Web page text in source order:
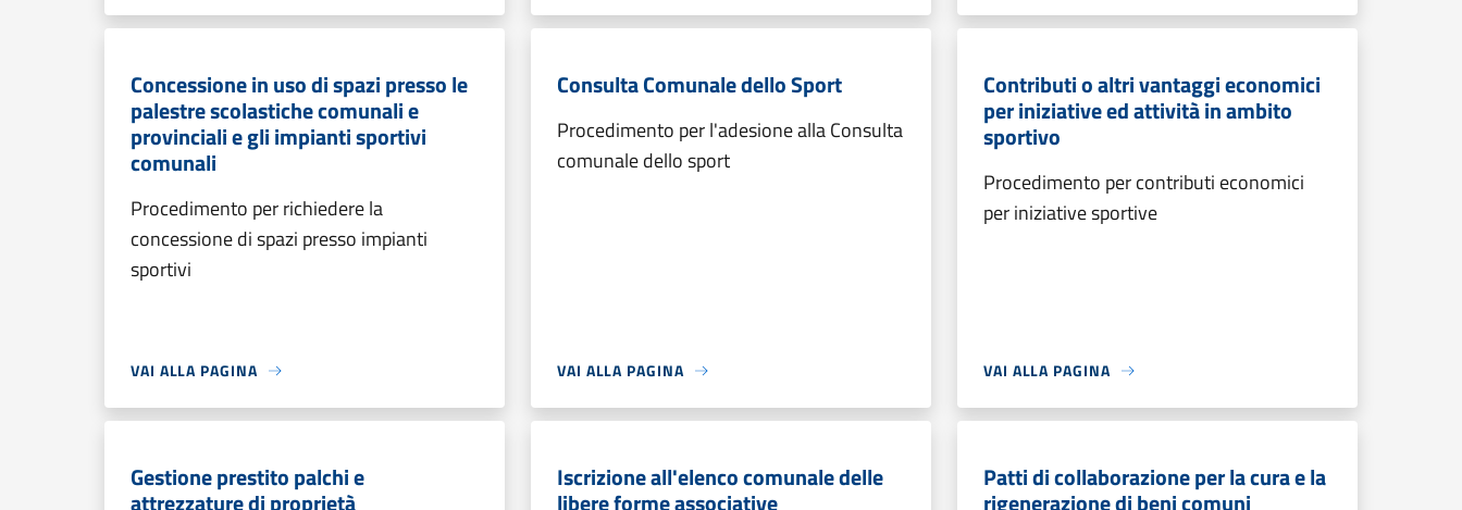
Concessione in uso di spazi presso le
palestre scolastiche comunali e
provinciali e gli impianti sportivi
comunali
Procedimento per richiedere la
concessione di spazi presso impianti
sportivi
VAI ALLA PAGINA
Consulta Comunale dello Sport
Procedimento per l'adesione alla Consulta
comunale dello sport
VAI ALLA PAGINA
Contributi o altri vantaggi economici
per iniziative ed attività in ambito
sportivo
Procedimento per contributi economici
per iniziative sportive
VAI ALLA PAGINA
Gestione prestito palchi e
attrezzature di proprietà
Iscrizione all'elenco comunale delle
libere forme associative
Patti di collaborazione per la cura e la
rigenerazione di beni comuni